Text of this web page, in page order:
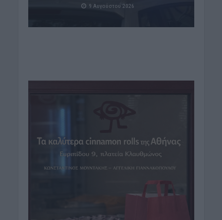
9 Αυγούστου 2026